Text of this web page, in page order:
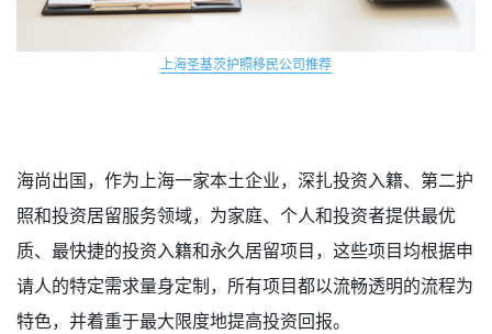
上海圣基茨护照移民公司推荐
海尚出国，作为上海一家本土企业，深扎投资入籍、第二护
照和投资居留服务领域，为家庭、个人和投资者提供最优
质、最快捷的投资入籍和永久居留项目，这些项目均根据申
请人的特定需求量身定制，所有项目都以流畅透明的流程为
特色，并着重于最大限度地提高投资回报。